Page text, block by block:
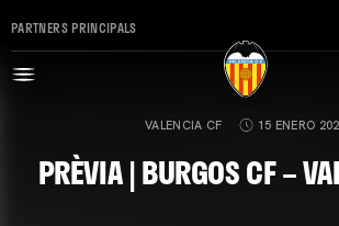
PARTNERS PRINCIPALS
VALENCIA CF 15 ENERO
PRÈVIA | BURGOS CF –